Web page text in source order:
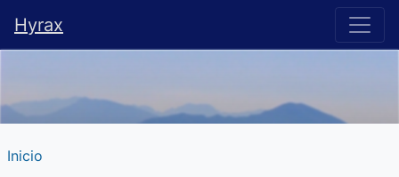
Hyrax
Hyrax
Inicio